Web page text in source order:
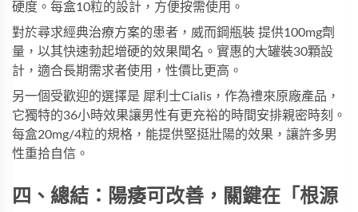
硬度。每盒10粒的設計，方便按需使用。
對於尋求經典治療方案的患者， 威而鋼瓶裝 提供100mg劑
量，以其快速勃起增硬的效果聞名。實惠的大罐裝30顆設
計，適合長期需求者使用，性價比更高。
另一個受歡迎的選擇是 犀利士Cialis ，作為禮來原廠產品，
它獨特的36小時效果讓男性有更充裕的時間安排親密時刻。
每盒20mg/4粒的規格，能提供堅挺壯陽的效果，讓許多男
性重拾自信。
四、總結：陽痿可改善，關鍵在「根源